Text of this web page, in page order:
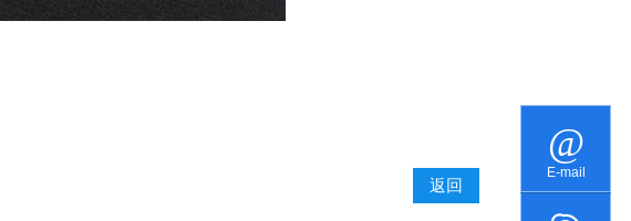
E-mail
返回